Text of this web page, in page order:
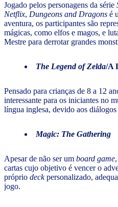
Jogado pelos personagens da série
Netflix, Dungeons and Dragons é
aventura, os participantes são
mágicas, como elfos e magos, e
Mestre para derrotar grandes
The Legend of Zelda/A
Pensado para crianças de 8 a 12
interessante para os iniciantes no
língua inglesa, devido aos diálogos
Magic: The Gathering
Apesar de não ser um board game,
cartas cujo objetivo é vencer o
próprio deckpersonalizado,
jogo.